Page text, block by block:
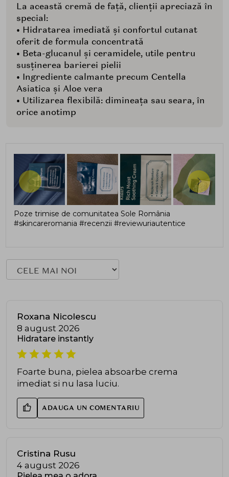
La această cremă de față, clienții apreciază în
special:
• Hidratarea imediată și confortul cutanat
oferit de formula concentrată
• Beta-glucanul și ceramidele, utile pentru
susținerea barierei pielii
• Ingrediente calmante precum Centella
Asiatica și Aloe vera
• Utilizarea flexibilă: dimineața sau seara, în
orice anotimp
Poze trimise de comunitatea Sole România
#skincareromania #recenzii #reviewuriautentice
Roxana Nicolescu
8 august 2026
Hidratare instantly
Foarte buna, pielea absoarbe crema
imediat si nu lasa luciu.
ADAUGA UN COMENTARIU
Cristina Rusu
4 august 2026